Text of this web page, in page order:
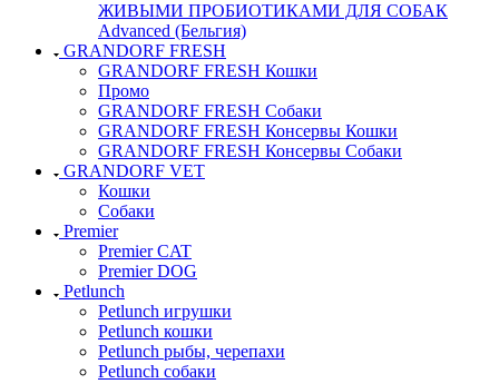
ЖИВЫМИ ПРОБИОТИКАМИ ДЛЯ СОБАК
Advanced (Бельгия)
GRANDORF FRESH
GRANDORF FRESH Кошки
Промо
GRANDORF FRESH Собаки
GRANDORF FRESH Консервы Кошки
GRANDORF FRESH Консервы Собаки
GRANDORF VET
Кошки
Собаки
Premier
Premier CAT
Premier DOG
Petlunch
Petlunch игрушки
Petlunch кошки
Petlunch рыбы, черепахи
Petlunch собаки